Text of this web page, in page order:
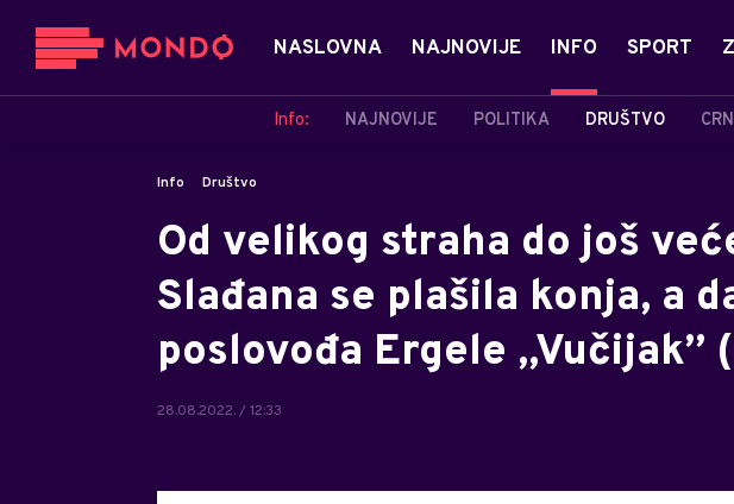
NASLOVNA NAJNOVIJE INFO
Info: NAJNOVIJE POLITIKA DRUŠTVO
SPORT
Info Društvo
Od velikog straha do još
Slađana se plašila konja, a
poslovođa Ergele „Vučijak”
28.08.2022. / 12:33